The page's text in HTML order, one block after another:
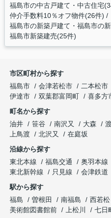
福島市の中古戸建て・中古住宅
仲介手数料10％オフ物件(26件)
福島市の新築戸建て・福島市の
福島市新築建売(25件)
市区町村から探す
福島市
会津若松市 二本松市
伊達市
双葉郡富岡町 喜多方
町名から探す
油井
笹谷 南沢又 大森
上鳥渡
北沢又
在庭坂
沿線から探す
東北本線
福島交通 奥羽本線
東北新幹線
只見線 会津鉄道
駅から探す
福島
曽根田 南福島 西若松
美術館図書館前
上松川 七日